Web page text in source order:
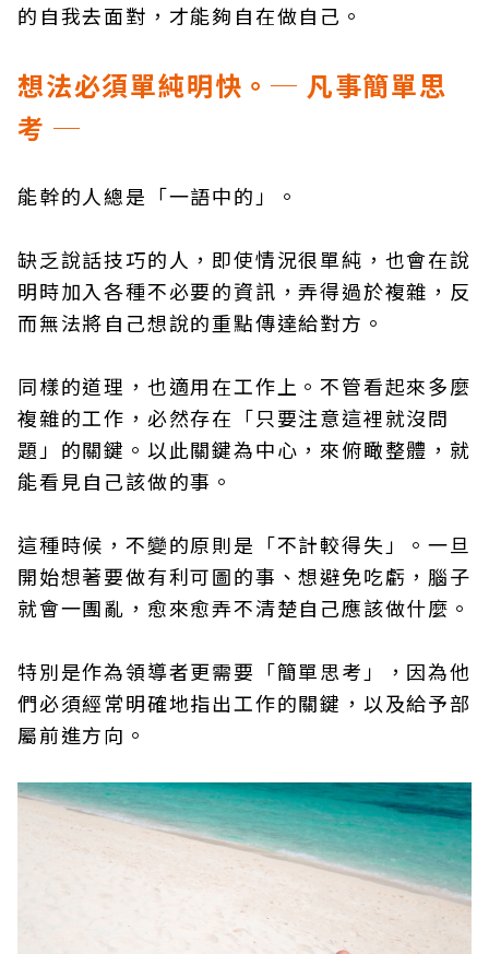
的自我去面對，才能夠自在做自己。
想法必須單純明快。─ 凡事簡單思
考 ─
能幹的人總是「一語中的」。
缺乏說話技巧的人，即使情況很單純，也會在說
明時加入各種不必要的資訊，弄得過於複雜，反
而無法將自己想說的重點傳達給對方。
同樣的道理，也適用在工作上。不管看起來多麼
複雜的工作，必然存在「只要注意這裡就沒問
題」的關鍵。以此關鍵為中心，來俯瞰整體，就
能看見自己該做的事。
這種時候，不變的原則是「不計較得失」。一旦
開始想著要做有利可圖的事、想避免吃虧，腦子
就會一團亂，愈來愈弄不清楚自己應該做什麼。
特別是作為領導者更需要「簡單思考」，因為他
們必須經常明確地指出工作的關鍵，以及給予部
屬前進方向。